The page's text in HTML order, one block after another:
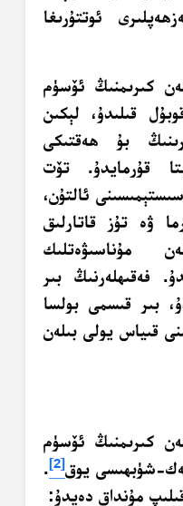
ئوتتۇرىغا
كىرىمنىڭ ئۆسۈم
قىلىدۇ، لېكىن
بۇ ھەقتىكى
قۇرمايدۇ. تۆت
ئالتۇن،
ۋە تۇز قاتارلىق
مۇناسىۋەتلىك
فەقىھلەرنىڭ بىر
بىر قىسمى بولسا
قىياس يولى بىلەن
كىرىمنىڭ ئۆسۈم
شۈبھىسى يوق[2]
.
مۇنداق دەيدۇ: